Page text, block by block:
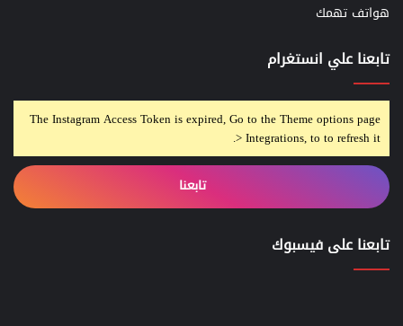
هواتف تهمك
تابعنا علي انستغرام
The Instagram Access Token is expired, Go to the Theme options page
> Integrations, to to refresh it.
تابعنا
تابعنا على فيسبوك